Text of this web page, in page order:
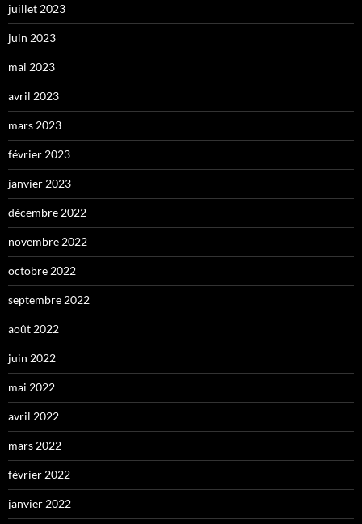
juillet 2023
juin 2023
mai 2023
avril 2023
mars 2023
février 2023
janvier 2023
décembre 2022
novembre 2022
octobre 2022
septembre 2022
août 2022
juin 2022
mai 2022
avril 2022
mars 2022
février 2022
janvier 2022